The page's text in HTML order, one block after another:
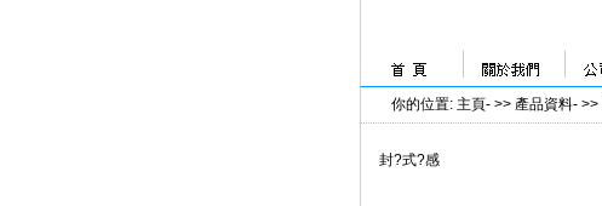
你的位置: 主頁- >> 產品資料- >>
封?式?感